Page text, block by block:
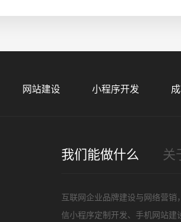
网站建设 小程序开发
我们能做什么 关
互联网企业品牌建设与网络营
信小程序定制开发、手机网站建